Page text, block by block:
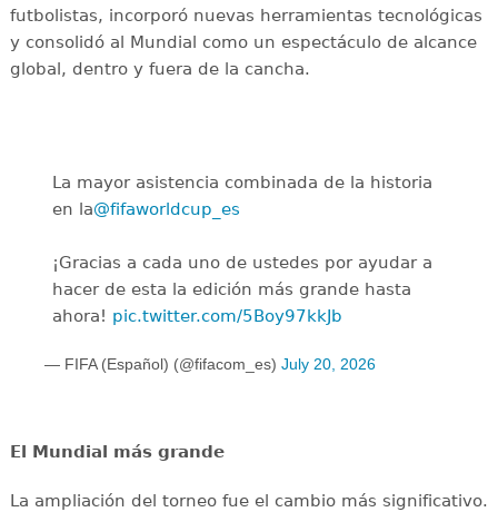
futbolistas, incorporó nuevas herramientas tecnológicas
y consolidó al Mundial como un espectáculo de alcance
global, dentro y fuera de la cancha.
La mayor asistencia combinada de la historia
en la@fifaworldcup_es
¡Gracias a cada uno de ustedes por ayudar a
hacer de esta la edición más grande hasta
ahora! pic.twitter.com/5Boy97kkJb
— FIFA (Español) (@fifacom_es) July 20, 2026
El Mundial más grande
La ampliación del torneo fue el cambio más significativo.